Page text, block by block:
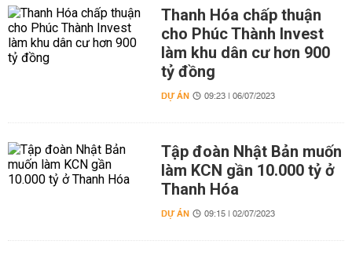
Thanh Hóa chấp thuận
cho Phúc Thành Invest
làm khu dân cư hơn 900
tỷ đồng
DỰ ÁN 09:23 | 06/07/2023
Tập đoàn Nhật Bản muốn
làm KCN gần 10.000 tỷ ở
Thanh Hóa
DỰ ÁN 09:15 | 02/07/2023